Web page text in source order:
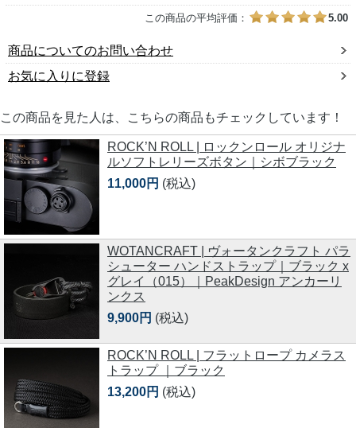
この商品の平均評価： 5.00
商品についてのお問い合わせ
お気に入りに登録
この商品を見た人は、こちらの商品もチェックしています！
ROCK’N ROLL | ロックンロール オリジナ
ルソフトレリーズボタン｜シボブラック
11,000円 (税込)
WOTANCRAFT | ヴォータンクラフト パラ
シューター ハンドストラップ｜ブラック x
グレイ（015）｜PeakDesign アンカーリ
ンクス
9,900円 (税込)
ROCK’N ROLL | フラットロープ カメラス
トラップ ｜ブラック
13,200円 (税込)